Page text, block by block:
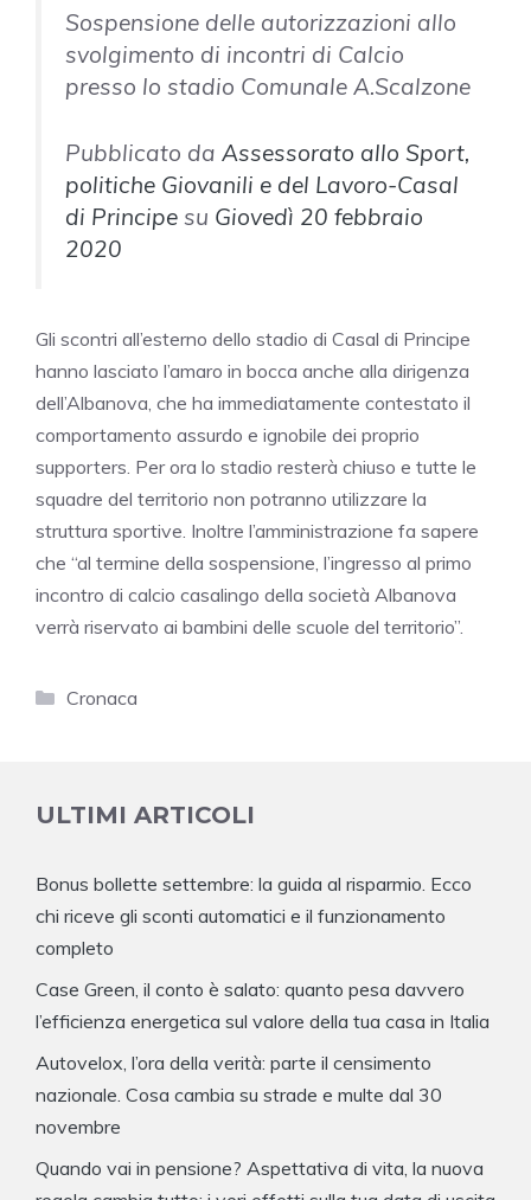
Sospensione delle autorizzazioni allo
svolgimento di incontri di Calcio
presso lo stadio Comunale A.Scalzone
Pubblicato da Assessorato allo Sport,
politiche Giovanili e del Lavoro-Casal
di Principe su Giovedì 20 febbraio
2020
Gli scontri all’esterno dello stadio di Casal di Principe
hanno lasciato l’amaro in bocca anche alla dirigenza
dell’Albanova, che ha immediatamente contestato il
comportamento assurdo e ignobile dei proprio
supporters. Per ora lo stadio resterà chiuso e tutte le
squadre del territorio non potranno utilizzare la
struttura sportive. Inoltre l’amministrazione fa sapere
che “al termine della sospensione, l’ingresso al primo
incontro di calcio casalingo della società Albanova
verrà riservato ai bambini delle scuole del territorio”.
Categorie
Cronaca
ULTIMI ARTICOLI
Bonus bollette settembre: la guida al risparmio. Ecco
chi riceve gli sconti automatici e il funzionamento
completo
Case Green, il conto è salato: quanto pesa davvero
l’efficienza energetica sul valore della tua casa in Italia
Autovelox, l’ora della verità: parte il censimento
nazionale. Cosa cambia su strade e multe dal 30
novembre
Quando vai in pensione? Aspettativa di vita, la nuova